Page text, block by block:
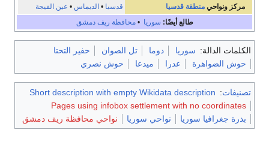
مركز ونواحيمنطقة قدسيا قدسيا •الديماس • عين الفيجة
طالع أيضًا: سوريا •محافظة ريف دمشق
الكلمات الدالة: سوريا دوما تل الصوان
حفير التحتا
حوش الضواهرة
عدرا ميدعا حوش نصري
تصنيفات:
Short description with empty Wikidata description
Pages using infobox settlement with no coordinates
بذرة جغرافيا سوريا
نواحي سوريا نواحي محافظة ريف دمشق